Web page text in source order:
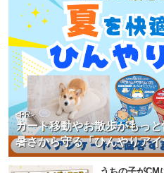
カート移動やお散歩がもっ
暑さから守る「ひんやりア
<PR>